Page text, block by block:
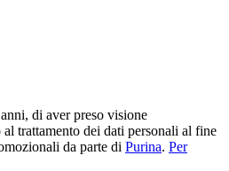
di aver preso visione
trattamento dei dati personali al fine
da parte di Purina. Per